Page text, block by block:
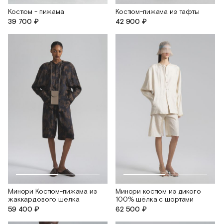
Костюм - пижама
39 700 ₽
Костюм-пижама из тафты
42 900 ₽
Минори Костюм-пижама из
жаккардового шелка
59 400 ₽
Минори костюм из дикого
100% шёлка с шортами
62 500 ₽